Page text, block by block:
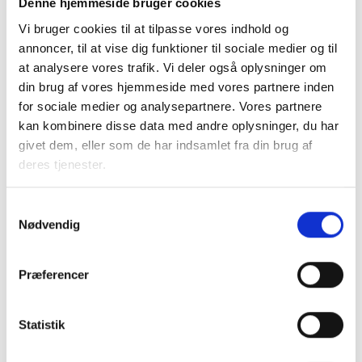
Denne hjemmeside bruger cookies
Vi bruger cookies til at tilpasse vores indhold og
annoncer, til at vise dig funktioner til sociale medier og til
at analysere vores trafik. Vi deler også oplysninger om
din brug af vores hjemmeside med vores partnere inden
for sociale medier og analysepartnere. Vores partnere
kan kombinere disse data med andre oplysninger, du har
givet dem, eller som de har indsamlet fra din brug af
deres tjenester.
Nødvendig
Præferencer
Statistik
Overskridelse af maksimumbeløb
Med lovændringerne bemyndiges Indenrigs- og
boligministeren efter forhandling med finansministeren til
at fastsætte regler om, at kommunen kan godkende en
anskaffelsessum, der overskrider maksimumsbeløbet med
op til 20 %.
Konkret vil muligheden blive rettet mod byggerier, der har
maksimumbeløbet, og tilbud derfor måtte afvises.
Når reglerne konkret udmøntes, vil der blive orienteret om
det via BL Informerer.